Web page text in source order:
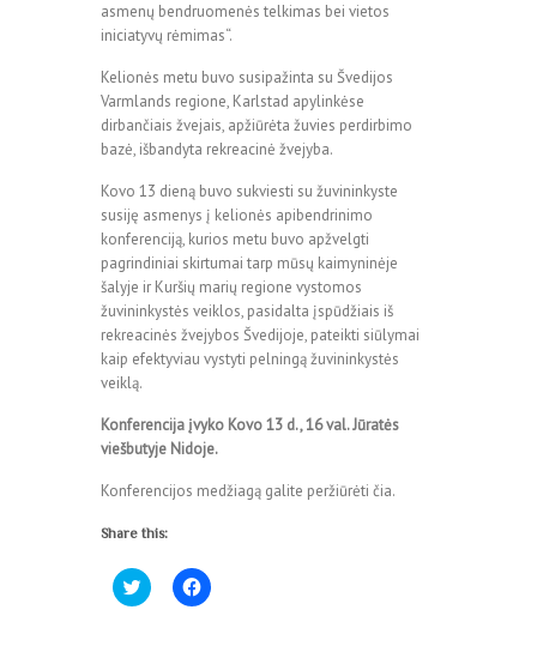
asmenų bendruomenės telkimas bei vietos
iniciatyvų rėmimas“.
Kelionės metu buvo susipažinta su Švedijos
Varmlands regione, Karlstad apylinkėse
dirbančiais žvejais, apžiūrėta žuvies perdirbimo
bazė, išbandyta rekreacinė žvejyba.
Kovo 13 dieną buvo sukviesti su žuvininkyste
susiję asmenys į kelionės apibendrinimo
konferenciją, kurios metu buvo apžvelgti
pagrindiniai skirtumai tarp mūsų kaimyninėje
šalyje ir Kuršių marių regione vystomos
žuvininkystės veiklos, pasidalta įspūdžiais iš
rekreacinės žvejybos Švedijoje, pateikti siūlymai
kaip efektyviau vystyti pelningą žuvininkystės
veiklą.
Konferencija įvyko Kovo 13 d., 16 val. Jūratės
viešbutyje Nidoje.
Konferencijos medžiagą galite peržiūrėti čia.
Share this:
C
l
C
l